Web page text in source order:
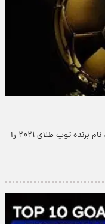
پارسینه: کوریره دلو اسپورت در شماره امروز خود نام برنده توپ طلای ۲۰۲۱ را